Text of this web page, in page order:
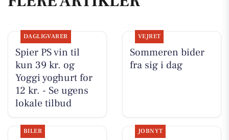
DAGLIGVARER
Spier PS vin til
kun 39 kr. og
Yoggi yoghurt for
12 kr. - Se ugens
lokale tilbud
VEJRET
Sommeren bider
fra sig i dag
BILER JOBNYT